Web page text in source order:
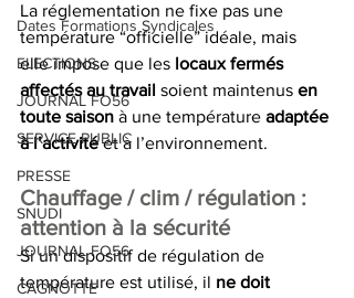
Dates Formations Syndicales
ELECTIONS
JOURNAL FO56
SERVICE PUBLIC
PRESSE
SNUDI
JOURNAL FO56
CAGNOTTE
La réglementation ne fixe pas une
température “officielle” idéale, mais
elle impose que les locaux fermés
affectés au travail soient maintenus en
toute saison à une température adaptée
à l’activité et à l’environnement.
Chauffage / clim / régulation :
attention à la sécurité
Si un dispositif de régulation de
température est utilisé, il ne doit